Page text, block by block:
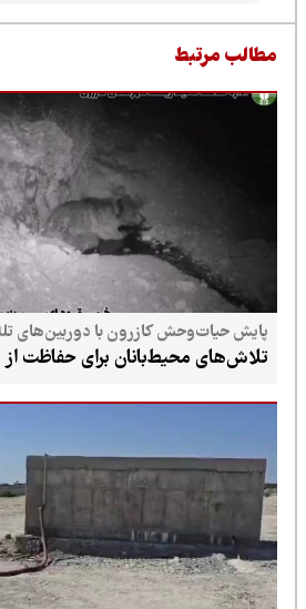
مرتبط
پایش حیات‌وحش کازرون با دوربین‌های تله‌ای
تلاش‌های محیط‌بانان برای حفاظت از